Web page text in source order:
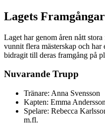
Lagets Framgångar
Laget har genom åren nått
vunnit flera mästerskap och
bidragit till deras framgång på
Nuvarande Trupp
Tränare: Anna Svensson
Kapten: Emma Andersson
Spelare: Rebecca
m.fl.